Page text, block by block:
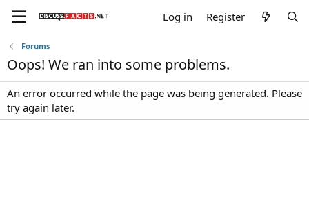
Log in Register
Forums
Oops! We ran into some problems.
An error occurred while the page was being generated. Please
try again later.